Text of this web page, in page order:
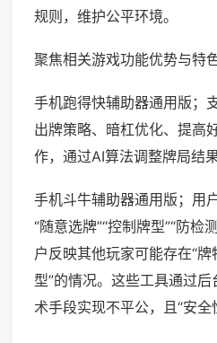
规则，维护公平环境。
聚焦相关游戏功能优势与特色
手机跑得快辅助器通用版；
出牌策略、暗杠优化、提高
作，通过AI算法调整牌局结
手机斗牛辅助器通用版；用
“随意选牌”“控制牌型”“防检
户反映其他玩家可能存在“牌
型”的情况。这些工具通过
术手段实现不平公，且“安全